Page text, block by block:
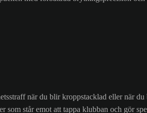
när du blir kroppstacklad eller när
som står emot att tappa klubban och gör